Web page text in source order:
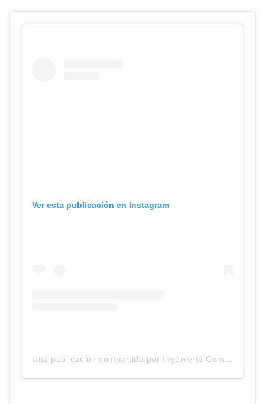
Ver esta publicación en Instagram
Una publicación compartida por Ingeniería Comercial UC (@ingenieriacomercialuc)